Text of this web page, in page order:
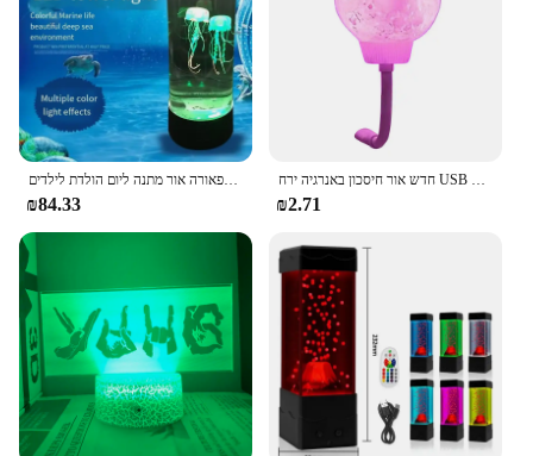
צבע שינוי צבע הוביל 7 צבעים רוח אקווריום לילה אור חדר שינה שולחן עבודה תפאורה אור מתנה ליום הולדת לילדים
₪84.33
חדש אור חיסכון באנרגיה ירח USB בצורת קול מבוקר אור בלילה בצורת קול מבוקר אור 3 מצבי תאורה
₪2.71